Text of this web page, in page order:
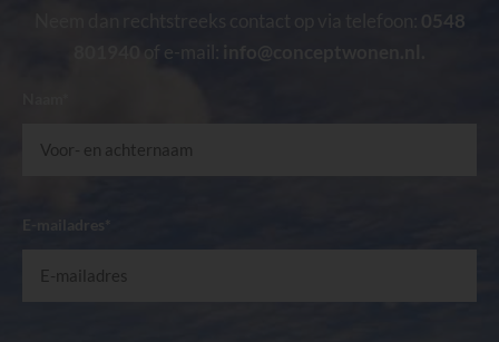
0548
of e-mail:
E-mailadres*